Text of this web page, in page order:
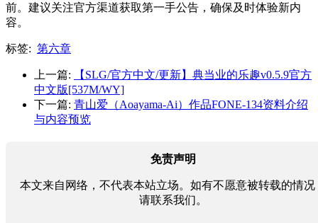
前。建议关注官方渠道获取第一手公告，确保及时体验新内
容。
标签: 第六章
上一篇:
【SLG/官方中文/更新】典当业的乐趣v0.5.9官方
中文版[537M/WY]
下一篇: 青山爱（Aoayama-Ai）作品FONE-134资料介绍
与内容预览
免责声明
本文来自网络，不代表本站立场。如有不愿意被转载的情况
请联系我们。